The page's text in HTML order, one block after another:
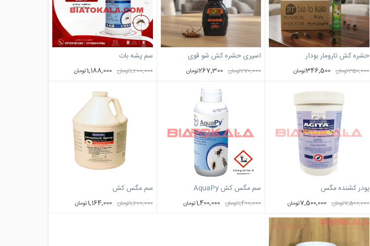
حشره کش تارومار بودار
350,000تومان 346,500تومان
اسپری حشره کش شو قوی
270,000تومان 267,300تومان
سم پشه بات
1,200,000تومان 1,188,000تومان
پودر کشنده مگس
7,500,000تومان 7,500,000تومان
سم مگس کش AquaPy
1,400,000تومان 1,400,000تومان
سم مگس کش
1,200,000تومان 1,164,000تومان